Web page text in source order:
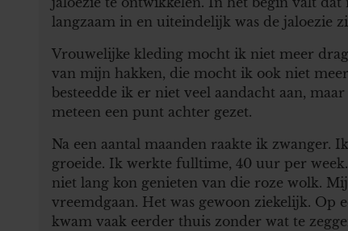
langzaam in en uiteindelijk was de jaloezie
Vrouwelijke kleding mocht ik niet meer
van mijn hakken, die mocht ik ook niet
besteedde ik er niet veel aandacht aan,
meteen een punt achter gezet.
Na een aantal maanden raakte ik
groeide. Ik werkte fulltime, 40 uur per
niet lang kon genieten van die roze wolk.
vreemdgaan. Het was gewoon ziekelijk. Op
kwam vaak eerder thuis zonder wat te